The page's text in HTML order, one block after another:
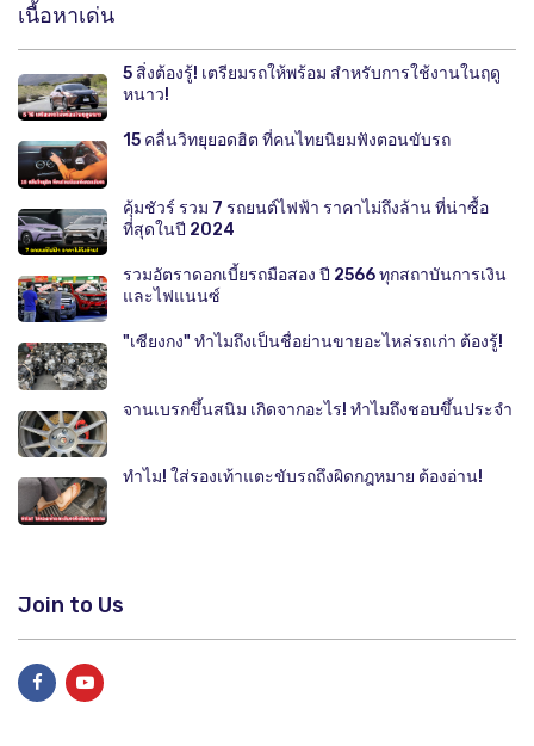
เนื้อหาเด่น
5 สิ่งต้องรู้! เตรียมรถให้พร้อม สำหรับการใช้งานในฤดู
หนาว!
15 คลื่นวิทยุยอดฮิต ที่คนไทยนิยมฟังตอนขับรถ
คุ้มชัวร์ รวม 7 รถยนต์ไฟฟ้า ราคาไม่ถึงล้าน ที่น่าซื้อ
ที่สุดในปี 2024
รวมอัตราดอกเบี้ยรถมือสอง ปี 2566 ทุกสถาบันการเงิน
และไฟแนนซ์
"เซียงกง" ทำไมถึงเป็นชื่อย่านขายอะไหล่รถเก่า ต้องรู้!
จานเบรกขึ้นสนิม เกิดจากอะไร! ทำไมถึงชอบขึ้นประจำ
ทำไม! ใส่รองเท้าแตะขับรถถึงผิดกฎหมาย ต้องอ่าน!
Join to Us